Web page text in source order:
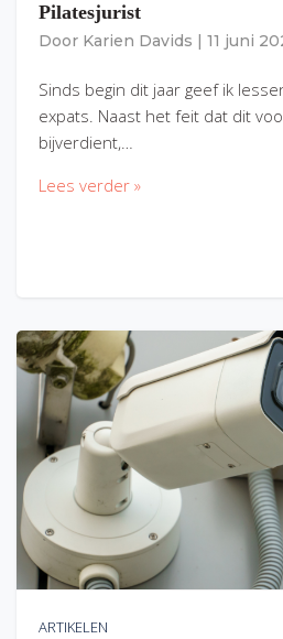
Pilatesjurist
Door Karien Davids 11 juni
Sinds begin dit jaar geef ik
expats. Naast het feit dat dit
bijverdient,…
Lees verder »
ARTIKELEN